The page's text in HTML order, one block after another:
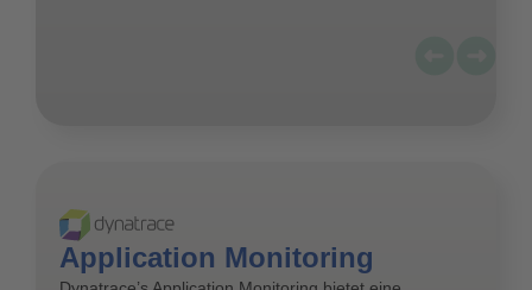
Application Monitoring